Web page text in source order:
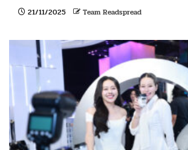
21/11/2025 Team Readspread